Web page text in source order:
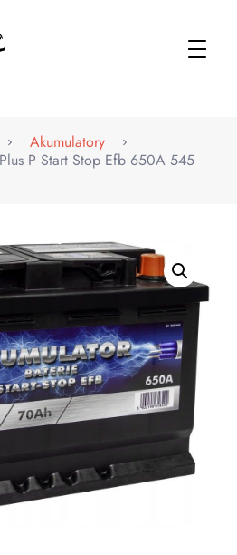
Akumulatory
P Start Stop Efb 650A 545